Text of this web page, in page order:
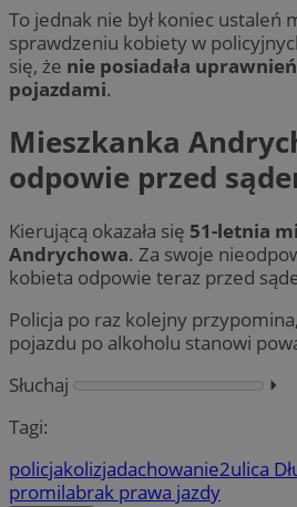
To jednak nie był koniec ustaleń
sprawdzeniu kobiety w
się, że nie posiadała
pojazdami.
Mieszkanka
odpowie przed
Kierującą okazała się 51-letnia
Andrychowa. Za swoje
kobieta odpowie teraz przed
Policja po raz kolejny
pojazdu po alkoholu stanowi
Słuchaj
⏵︎
Tagi:
policjakolizjadachowanie2ulica
promilabrak prawa jazdy